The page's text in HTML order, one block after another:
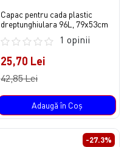
Capac pentru cada plastic
dreptunghiulara 96L, 79x53cm
1 opinii
25,70 Lei
42,85 Lei
Adaugă în Coş
-27.3%